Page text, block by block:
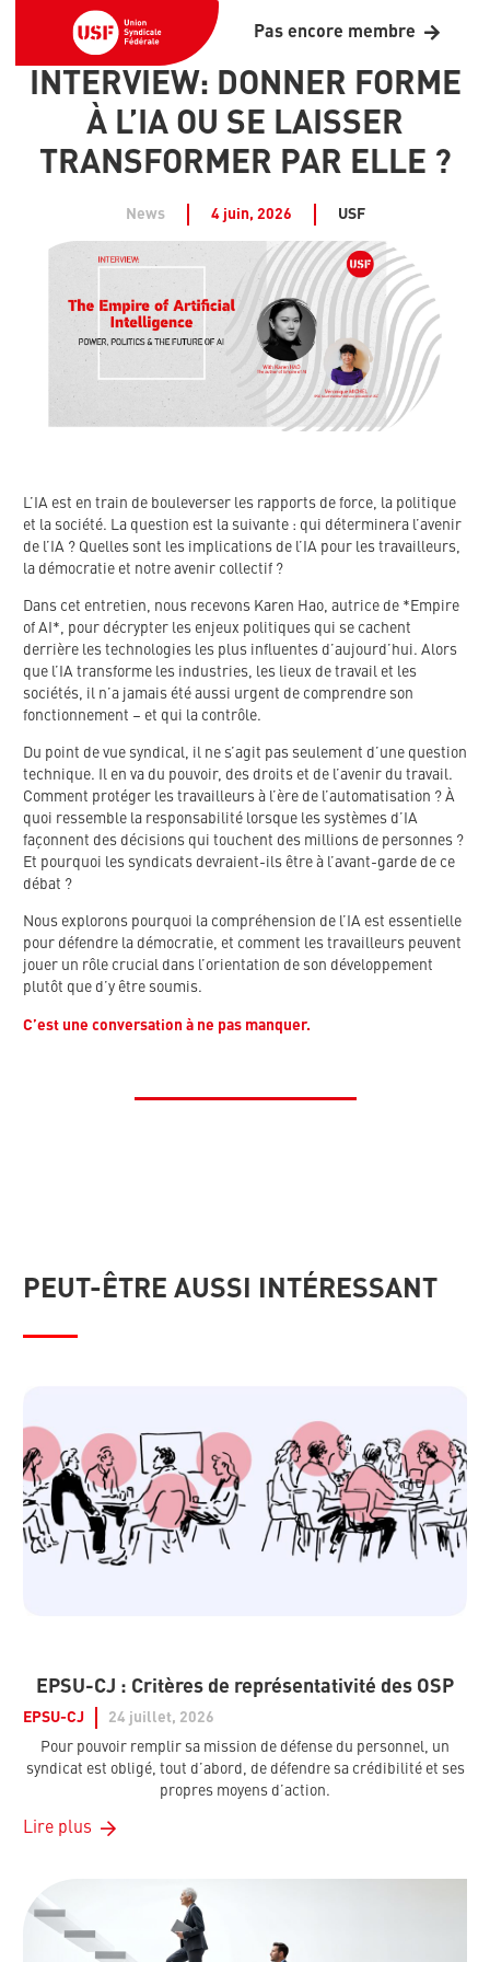
Pas encore membre
INTERVIEW: DONNER FORME
À L’IA OU SE LAISSER
TRANSFORMER PAR ELLE ?
News 4 juin, 2026 USF
L’IA est en train de bouleverser les rapports de force, la politique
et la société. La question est la suivante : qui déterminera l’avenir
de l’IA ? Quelles sont les implications de l’IA pour les travailleurs,
la démocratie et notre avenir collectif ?
Dans cet entretien, nous recevons Karen Hao, autrice de *Empire
of AI*, pour décrypter les enjeux politiques qui se cachent
derrière les technologies les plus influentes d’aujourd’hui. Alors
que l’IA transforme les industries, les lieux de travail et les
sociétés, il n’a jamais été aussi urgent de comprendre son
fonctionnement – et qui la contrôle.
Du point de vue syndical, il ne s’agit pas seulement d’une question
technique. Il en va du pouvoir, des droits et de l’avenir du travail.
Comment protéger les travailleurs à l’ère de l’automatisation ? À
quoi ressemble la responsabilité lorsque les systèmes d’IA
façonnent des décisions qui touchent des millions de personnes ?
Et pourquoi les syndicats devraient-ils être à l’avant-garde de ce
débat ?
Nous explorons pourquoi la compréhension de l’IA est essentielle
pour défendre la démocratie, et comment les travailleurs peuvent
jouer un rôle crucial dans l’orientation de son développement
plutôt que d’y être soumis.
C’est une conversation à ne pas manquer.
PEUT-ÊTRE AUSSI INTÉRESSANT
EPSU-CJ : Critères de représentativité des OSP
EPSU-CJ
24 juillet, 2026
Pour pouvoir remplir sa mission de défense du personnel, un
syndicat est obligé, tout d’abord, de défendre sa crédibilité et ses
propres moyens d’action.
Lire plus